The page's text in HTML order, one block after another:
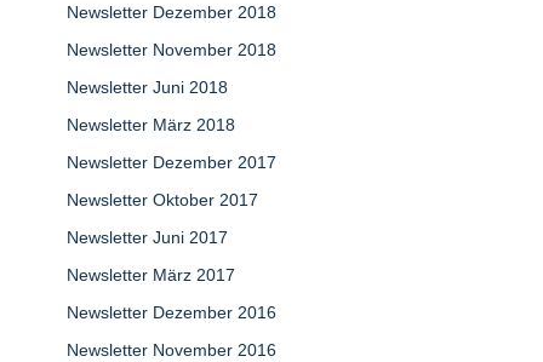
Newsletter Dezember 2018
Newsletter November 2018
Newsletter Juni 2018
Newsletter März 2018
Newsletter Dezember 2017
Newsletter Oktober 2017
Newsletter Juni 2017
Newsletter März 2017
Newsletter Dezember 2016
Newsletter November 2016